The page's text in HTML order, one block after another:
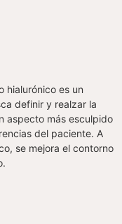
hialurónico es un
definir y realzar la
aspecto más esculpido
del paciente. A
se mejora el contorno